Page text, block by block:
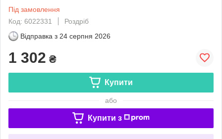
Під замовлення
Код: 6022331
Роздріб
Відправка з 24 серпня 2026
1 302 ₴
Купити
або
Купити з